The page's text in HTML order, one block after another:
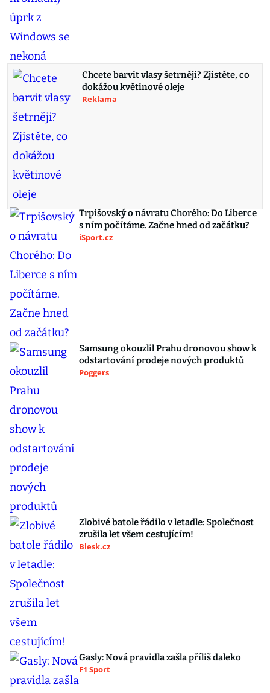
Chcete barvit vlasy šetrněji? Zjistěte, co
dokážou květinové oleje
Reklama
Trpišovský o návratu Chorého: Do Liberce
s ním počítáme. Začne hned od začátku?
iSport.cz
Samsung okouzlil Prahu dronovou show k
odstartování prodeje nových produktů
Poggers
Zlobivé batole řádilo v letadle: Společnost
zrušila let všem cestujícím!
Blesk.cz
Gasly: Nová pravidla zašla příliš daleko
F1 Sport